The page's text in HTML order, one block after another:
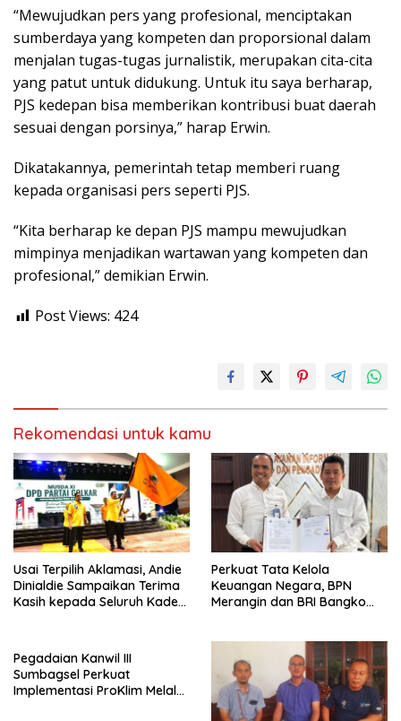
“Mewujudkan pers yang profesional, menciptakan
sumberdaya yang kompeten dan proporsional dalam
menjalan tugas-tugas jurnalistik, merupakan cita-cita
yang patut untuk didukung. Untuk itu saya berharap,
PJS kedepan bisa memberikan kontribusi buat daerah
sesuai dengan porsinya,” harap Erwin.
Dikatakannya, pemerintah tetap memberi ruang
kepada organisasi pers seperti PJS.
“Kita berharap ke depan PJS mampu mewujudkan
mimpinya menjadikan wartawan yang kompeten dan
profesional,” demikian Erwin.
Post Views: 424
Rekomendasi untuk kamu
Usai Terpilih Aklamasi, Andie
Dinialdie Sampaikan Terima
Kasih kepada Seluruh Kader
Perkuat Tata Kelola
Keuangan Negara, BPN
Merangin dan BRI Bangko
Pegadaian Kanwil III
Sumbagsel Perkuat
Implementasi ProKlim Melalui